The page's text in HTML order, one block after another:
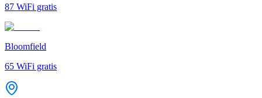
87 WiFi gratis
Bloomfield
65 WiFi gratis